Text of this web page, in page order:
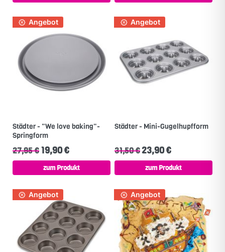
Angebot
Städter - "We love baking"-
Springform
27,95 €19,90 €
zum Produkt
Angebot
Städter - Mini-Gugelhupfform
31,50 €23,90 €
zum Produkt
Angebot Angebot